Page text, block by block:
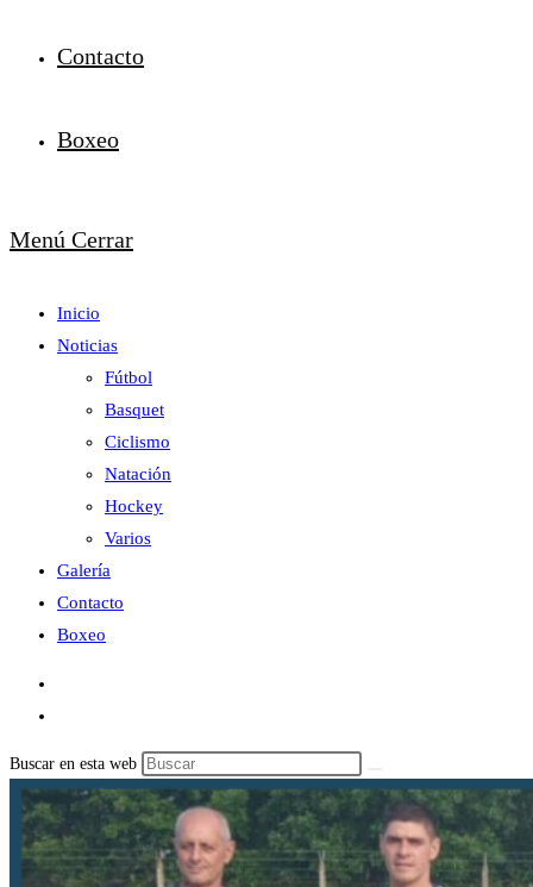
Contacto
Boxeo
Menú Cerrar
Inicio
Noticias
Fútbol
Basquet
Ciclismo
Natación
Hockey
Varios
Galería
Contacto
Boxeo
Buscar en esta web